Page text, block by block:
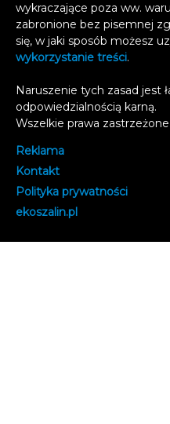
wykraczające poza ww.
zabronione bez pisemnej
się, w jaki sposób możesz
wykorzystanie treści.
Naruszenie tych zasad jest
odpowiedzialnością karną.
Wszelkie prawa zastrzeżone
Reklama
Kontakt
Polityka prywatności
ekoszalin.pl